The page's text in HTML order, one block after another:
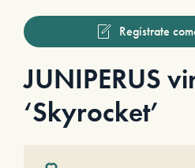
Regístrate
JUNIPERUS
‘Skyrocket’